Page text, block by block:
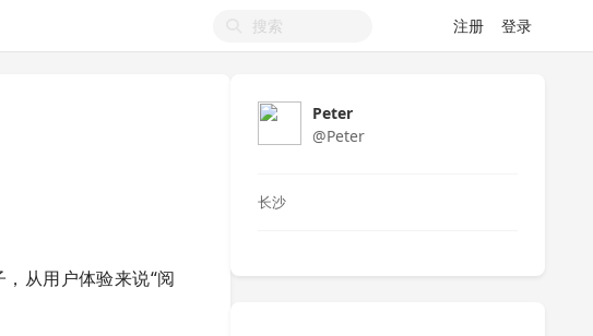
注册 登录
从用户体验来说“阅
Peter
@Peter
长沙